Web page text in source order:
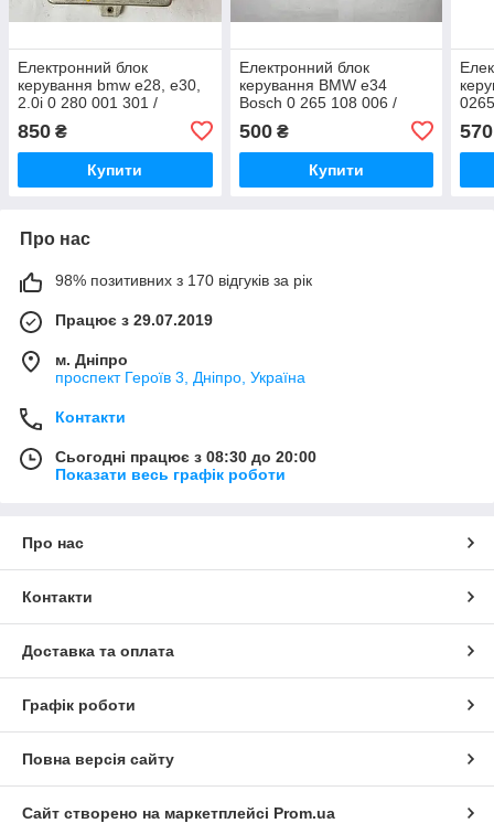
Електронний блок
керування bmw e28, e30,
2.0i 0 280 001 301 /
850 ₴
Купити
Електронний блок
керування BMW e34
Bosch 0 265 108 006 /
0265108006 / 1 162 504 /
1162504
500₴
Купити
570
Про нас
98% позитивних з 170 відгуків за рік
Працює з 29.07.2019
м. Дніпро
проспект Героїв 3, Дніпро, Україна
Контакти
Сьогодні працює з 08:30 до 20:00
Показати весь графік роботи
Про нас
Контакти
Доставка та оплата
Графік роботи
Повна версія сайту
Сайт створено на маркетплейсі Prom.ua